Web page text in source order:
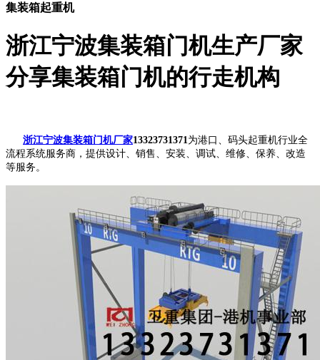
集装箱起重机
浙江宁波集装箱门机生产厂家
分享集装箱门机的行走机构
浙江宁波集装箱门机厂家13323731371 为港口、码头起重机行业全
流程系统服务商，提供设计、销售、安装、调试、维修、保养、改造
等服务。